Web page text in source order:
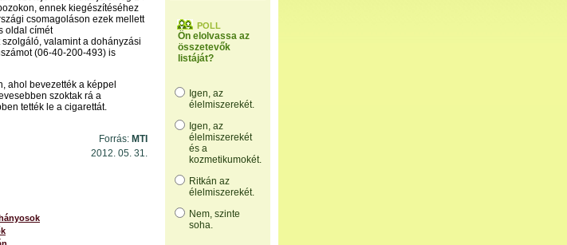
POLL
Ön elolvassa az
összetevők
listáját?
Igen, az
élelmiszerekét.
Igen, az
élelmiszerekét
és a
kozmetikumokét.
Ritkán az
élelmiszerekét.
Nem, szinte
soha.
ennek kiegészítéséhez
csomagoláson ezek mellett
oldal címét
valamint a dohányzási
(06-40-200-493) is
ahol bevezették a képpel
szoktak rá a
tették le a cigarettát.
Forrás: MTI
2012. 05. 31.